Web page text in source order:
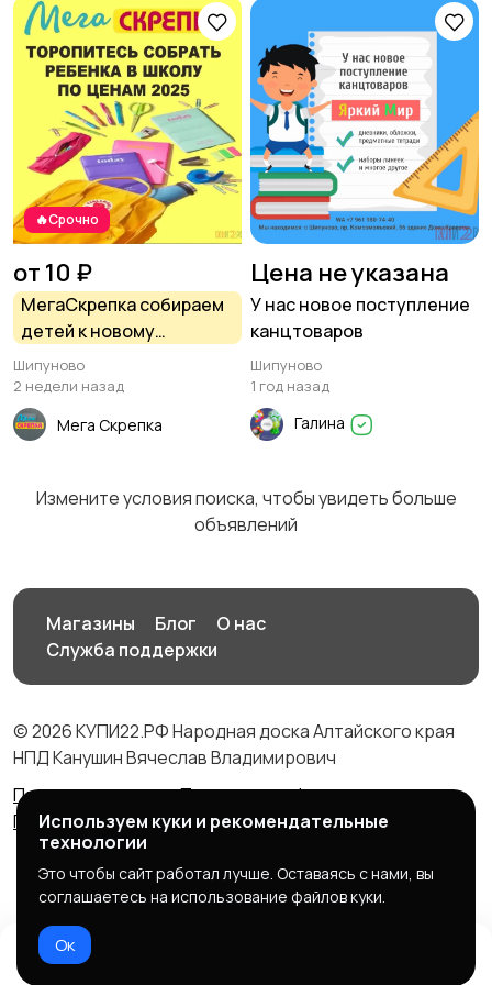
Детская одежда и
обувь5
🔥Срочно
от 10 ₽
МегаСкрепка собираем
детей к новому
учебному году
Шипуново
2 недели назад
Мега Скрепка
Цена не указана
У нас новое поступление
канцтоваров
Шипуново
1 год назад
Галина
Измените условия поиска, чтобы увидеть больше
объявлений
Магазины Блог
О нас
Служба поддержки
© 2026 КУПИ22.РФ Народная доска Алтайского края
НПД Канушин Вячеслав Владимирович
Правила сервиса
Политика конфиденциальности
Политика использования cookie
Используем куки и рекомендательные
технологии
Это чтобы сайт работал лучше. Оставаясь с нами, вы
соглашаетесь на использование файлов куки.
Ок